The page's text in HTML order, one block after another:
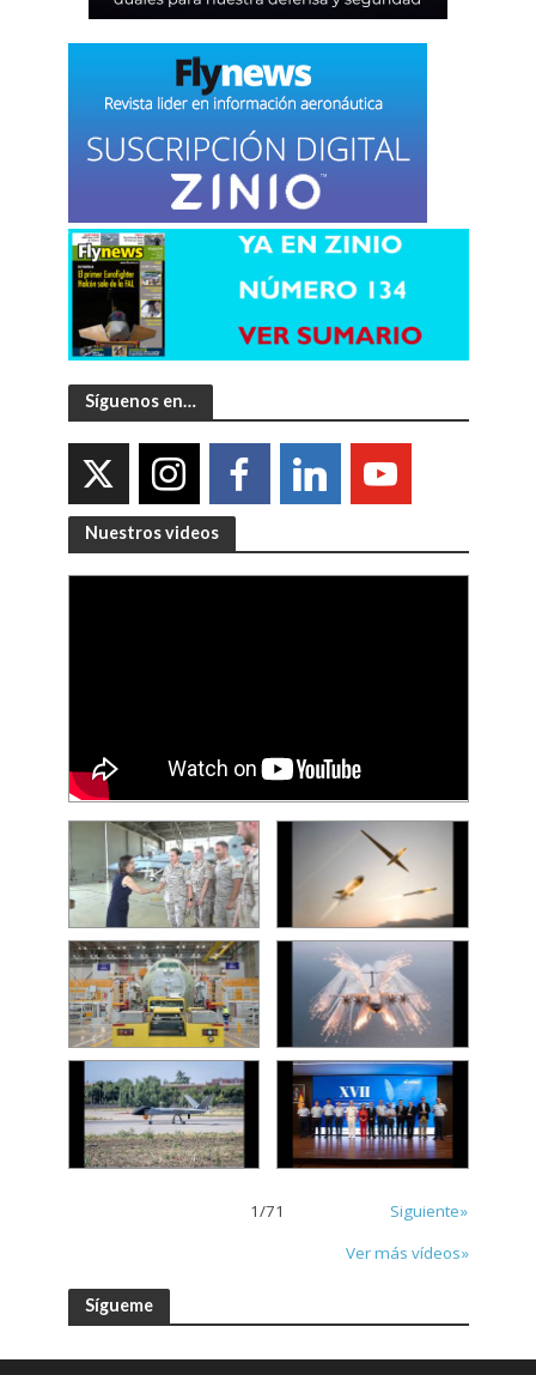
Síguenos en…
Nuestros videos
1/71
Siguiente»
Ver más vídeos»
Sígueme